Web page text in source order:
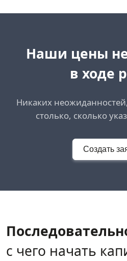
Наши цены
в ходе
Никаких
столько, сколько
Создать
с чего начать